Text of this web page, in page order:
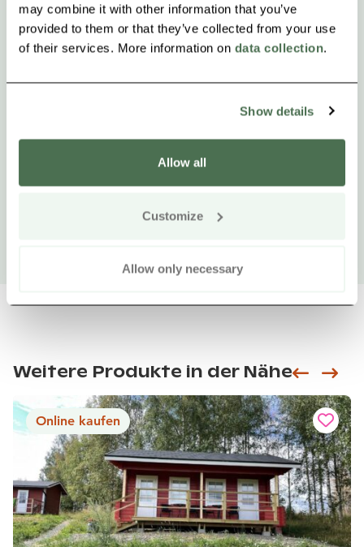
may combine it with other information that you’ve
provided to them or that they’ve collected from your use
of their services. More information on data collection.
Show details
Allow all
Customize
Allow only necessary
Weitere Produkte in der Nähe
Online kaufen
Siirry